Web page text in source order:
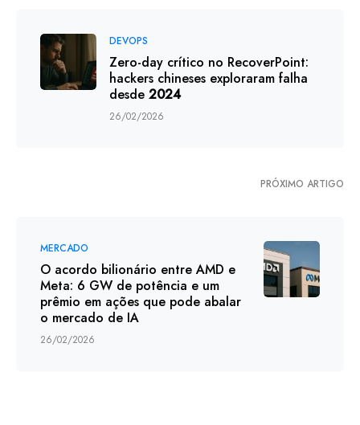
DEVOPS
Zero-day crítico no RecoverPoint:
hackers chineses exploraram falha
desde 2024
26/02/2026
PRÓXIMO ARTIGO
MERCADO
O acordo bilionário entre AMD e
Meta: 6 GW de potência e um
prêmio em ações que pode abalar
o mercado de IA
26/02/2026